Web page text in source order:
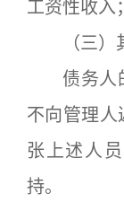
工资性收入；
（三）其
债务人的
不向管理人
张上述人
持。